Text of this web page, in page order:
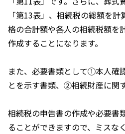
「第13表」、相続税の総額を計
格の合計額や各人の相続税額を
作成することになります。
また、必要書類として①本人確
とを示す書類、②相続財産に関
相続税の申告書の作成や必要書
ることができますので、ミスな